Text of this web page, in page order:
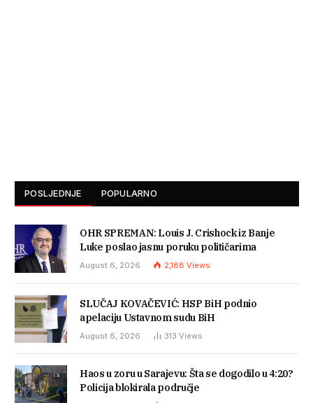
POSLJEDNJE POPULARNO
OHR SPREMAN: Louis J. Crishock iz Banje
Luke poslao jasnu poruku političarima
August 6, 2026 2,188 Views
SLUČAJ KOVAČEVIĆ: HSP BiH podnio
apelaciju Ustavnom sudu BiH
August 6, 2026 313 Views
Haos u zoru u Sarajevu: Šta se dogodilo u 4:20?
Policija blokirala područje